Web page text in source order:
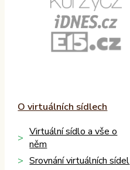
O virtuálních sídlech
Virtuální sídlo a vše o
něm
Srovnání virtuálních sídel